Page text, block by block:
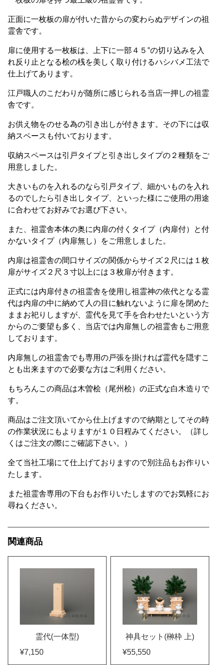
正面に一枚板の扉が付いた昔からの変わらぬデザインの祖
霊舎です。
扉に使用する一枚板は、上下に一部４５°の切り込みを入
れ反り止となる桧の桟を美しく取り付けるハシバメ工法で
仕上げてあります。
江戸職人のこだわりが随所に感じられる当店一押しの祖霊
舎です。
お供え物をのせる為の引き出しが付きます。その下には収
納スペースも付いております。
収納スペースは引戸タイプと引き出しタイプの２種類をご
用意しました。
大きいものを入れるのなら引戸タイプ、細かいものを入れ
るのでしたら引き出しタイプ、といった様にご使用の用途
に合わせてお好みでお選び下さい。
また、祖霊舎本体の奥に内扉の付くタイプ（内扉付）と付
かないタイプ（内扉無し）をご用意しました。
内扉は祖霊舎の間口サイズの関係からサイズ２尺には１枚
扉がサイズ２尺３寸以上には３枚扉が付きます。
正式には内扉付きの祖霊舎を使用し祖霊神の依代となる霊
代は内扉の中に納めて人の目に触れないように扉を閉めた
ままお祀りしますが、霊代を見て手を合わせたいという方
からのご要望も多く、当店では内扉無しの祖霊舎もご用意
しております。
内扉無しの祖霊舎でも専用の戸張を掛ければ霊代を隠すこ
とも出来ますので必要な方はご利用ください。
もちろんこの商品は木曽桧（尾州桧）の正式な白木造りで
す。
商品はご注文頂いてから仕上げますので納期としてその時
の作業状況にもよりますが１０日程みてください。（詳し
くはご注文の際にご確認下さい。）
全て当社工場にて仕上げておりますので別注品もお作りい
たします。
また祖霊舎専用の下台もお作りいたしますのでお気軽にお
尋ねください。
関連商品
霊代(一体型)
¥7,150
神具セット(榊枠 上)
¥55,550